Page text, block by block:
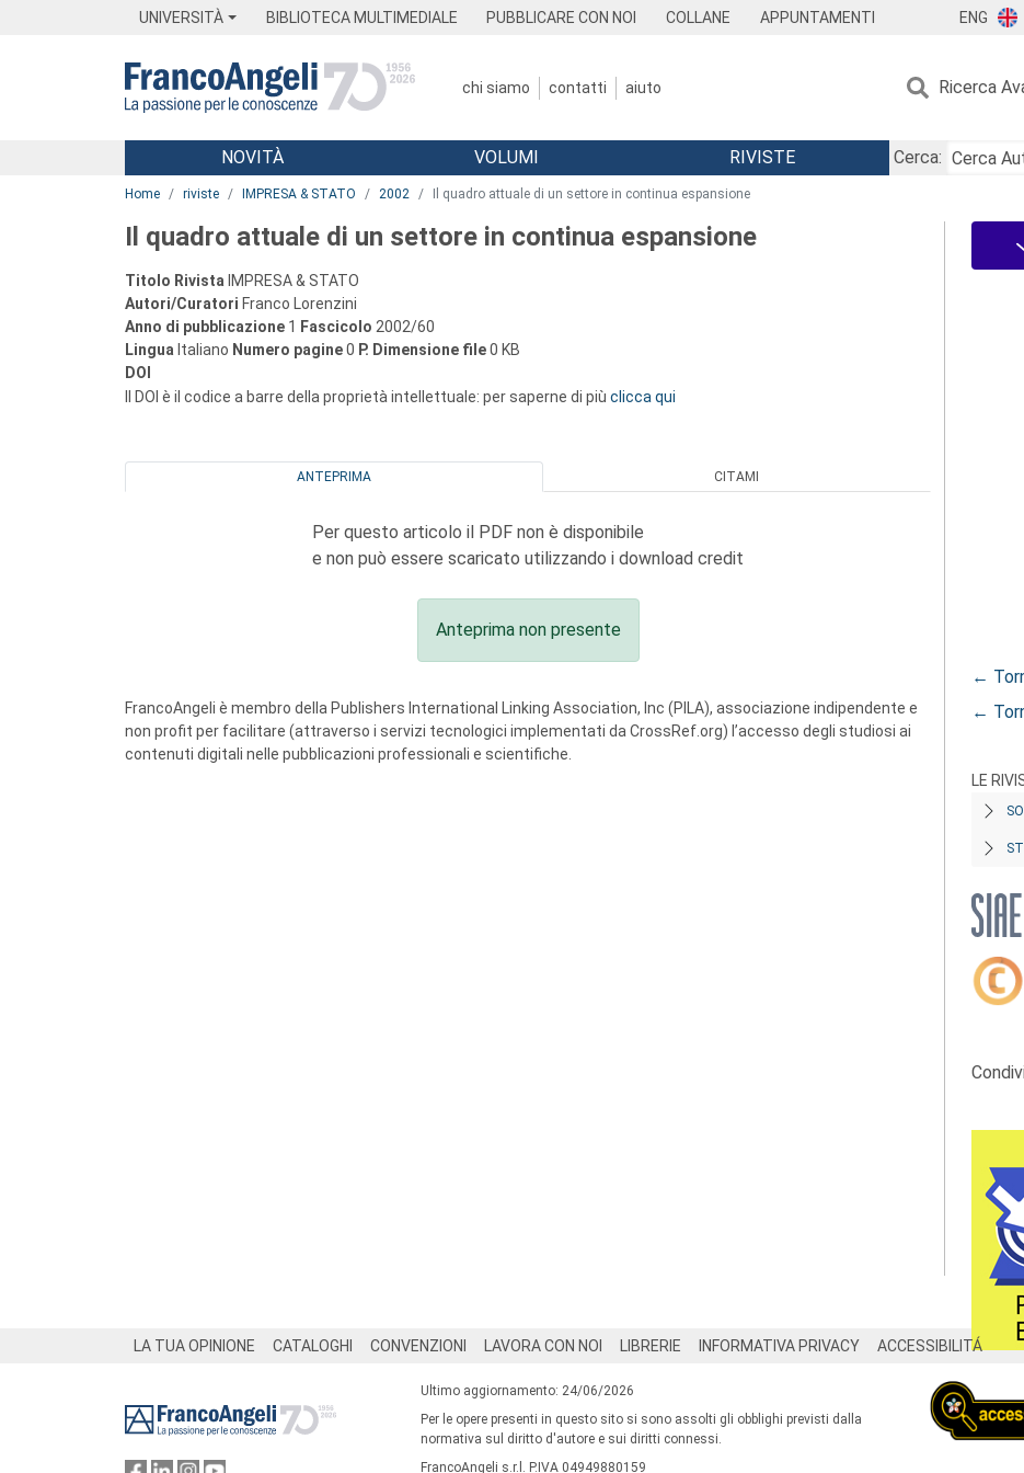
UNIVERSITÀ BIBLIOTECA MULTIMEDIALE PUBBLICARE CON NOI COLLANE APPUNTAMENTI ENG
chi siamo contatti aiuto Ricerca
Menu
NOVITÀ VOLUMI RIVISTE
Cerca:
Home riviste IMPRESA & STATO 2002 Il quadro attuale di un settore in continua espansione
Il quadro attuale di un settore in continua espansione
Titolo Rivista IMPRESA & STATO
Autori/Curatori Franco Lorenzini
Anno di pubblicazione 1 Fascicolo 2002/60
Lingua Italiano Numero pagine0 P. Dimensione file0 KB
DOI
Il DOI è il codice a barre della proprietà intellettuale: per saperne di più clicca qui
ANTEPRIMA CITAMI
Per questo articolo il PDF non è disponibile
e non può essere scaricato utilizzando i download credit
Anteprima non presente
FrancoAngeli è membro della Publishers International Linking Association, Inc (PILA), associazione indipendente e
non profit per facilitare (attraverso i servizi tecnologici implementati da CrossRef.org) l’accesso degli studiosi ai
contenuti digitali nelle pubblicazioni professionali e scientifiche.
←
←
LE
LA TUA OPINIONE CATALOGHI CONVENZIONI LAVORA CON NOI LIBRERIE INFORMATIVA PRIVACY ACCESSIBILITÁ
Ultimo aggiornamento: 24/06/2026
Per le opere presenti in questo sito si sono assolti gli obblighi previsti dalla
normativa sul diritto d'autore e sui diritti connessi.
FrancoAngeli s.r.l. P.IVA 04949880159